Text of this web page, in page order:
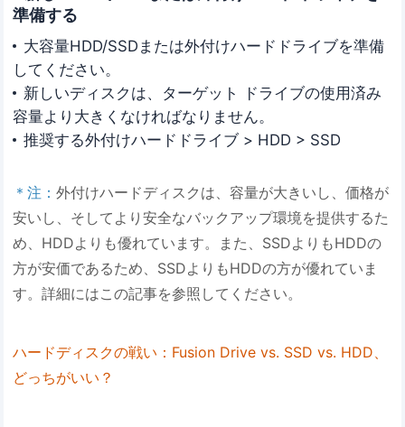
準備する
大容量HDD/SSDまたは外付けハードドライブを準備
してください。
新しいディスクは、ターゲット ドライブの使用済み
容量より大きくなければなりません。
推奨する外付けハードドライブ > HDD > SSD
＊注：外付けハードディスクは、容量が大きいし、価格が
安いし、そしてより安全なバックアップ環境を提供するた
め、HDDよりも優れています。また、SSDよりもHDDの
方が安価であるため、SSDよりもHDDの方が優れていま
す。詳細にはこの記事を参照してください。
ハードディスクの戦い： Fusion Drive vs. SSD vs. HDD、
どっちがいい？